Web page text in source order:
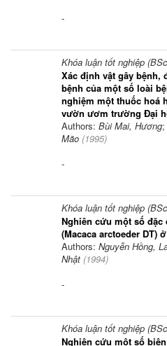
-
Khóa luận tốt nghiệp
Xác định vật gây bệnh,
bệnh của một số loài
nghiệm một thuốc hoá
vườn ươm trường Đại
Authors: Bùi Mai, Hương
Mão (1995)
-
Khóa luận tốt nghiệp
Nghiên cứu một số
(Macaca arctoeder DT)
Authors: Nguyễn Hồng,
Nhật (1994)
-
Khóa luận tốt nghiệp
Nghiên cứu một số